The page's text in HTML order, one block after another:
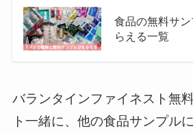
食品の無料サ
らえる一覧
バランタインファイネスト無
ト一緒に、他の食品サンプル